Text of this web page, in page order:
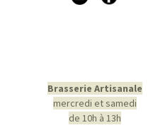
Brasserie Artisanale
mercredi et samedi
de 10h à 13h